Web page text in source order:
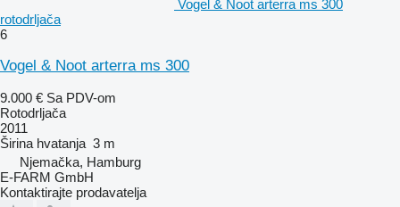
Vogel & Noot arterra ms 300
rotodrljača
6
Vogel & Noot arterra ms 300
9.000 € Sa PDV-om
Rotodrljača
2011
Širina hvatanja 3 m
Njemačka, Hamburg
E-FARM GmbH
Kontaktirajte prodavatelja